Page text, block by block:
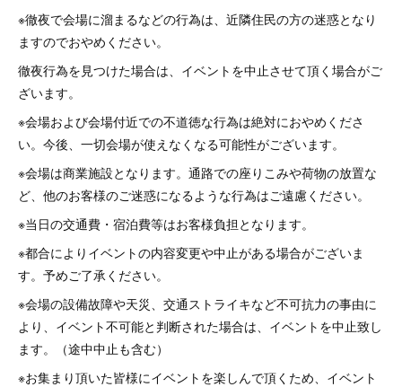
※徹夜で会場に溜まるなどの行為は、近隣住民の方の迷惑となり
ますのでおやめください。
徹夜行為を見つけた場合は、イベントを中止させて頂く場合がご
ざいます。
※会場および会場付近での不道徳な行為は絶対におやめくださ
い。今後、一切会場が使えなくなる可能性がございます。
※会場は商業施設となります。通路での座りこみや荷物の放置な
ど、他のお客様のご迷惑になるような行為はご遠慮ください。
※当日の交通費・宿泊費等はお客様負担となります。
※都合によりイベントの内容変更や中止がある場合がございま
す。予めご了承ください。
※会場の設備故障や天災、交通ストライキなど不可抗力の事由に
より、イベント不可能と判断された場合は、イベントを中止致し
ます。（途中中止も含む）
※お集まり頂いた皆様にイベントを楽しんで頂くため、イベント